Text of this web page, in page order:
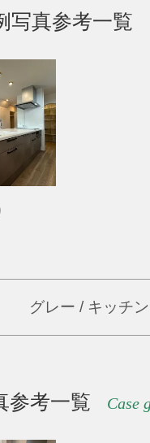
写真参考一覧
グレー / キッチ
参考一覧 Case